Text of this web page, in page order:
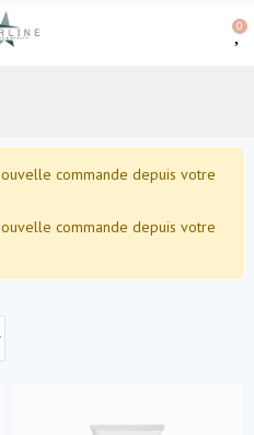
0
commande depuis votre
commande depuis votre